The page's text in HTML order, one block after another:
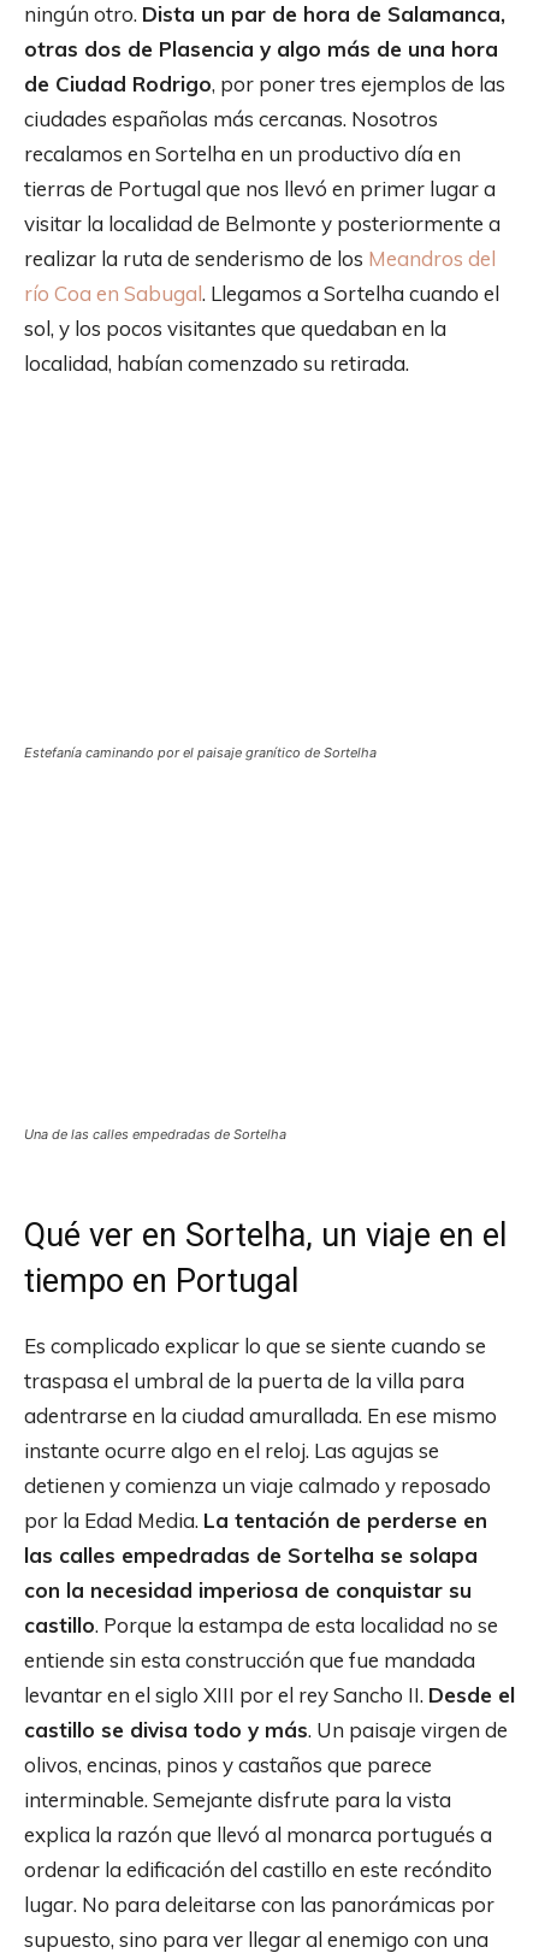
ningún otro. Dista un par de hora de Salamanca,
otras dos de Plasencia y algo más de una hora
de Ciudad Rodrigo, por poner tres ejemplos de las
ciudades españolas más cercanas. Nosotros
recalamos en Sortelha en un productivo día en
tierras de Portugal que nos llevó en primer lugar a
visitar la localidad de Belmonte y posteriormente a
realizar la ruta de senderismo de los Meandros del
río Coa en Sabugal. Llegamos a Sortelha cuando el
sol, y los pocos visitantes que quedaban en la
localidad, habían comenzado su retirada.
Estefanía caminando por el paisaje granítico de Sortelha
Una de las calles empedradas de Sortelha
Qué ver en Sortelha, un viaje en el
tiempo en Portugal
Es complicado explicar lo que se siente cuando se
traspasa el umbral de la puerta de la villa para
adentrarse en la ciudad amurallada. En ese mismo
instante ocurre algo en el reloj. Las agujas se
detienen y comienza un viaje calmado y reposado
por la Edad Media. La tentación de perderse en
las calles empedradas de Sortelha se solapa
con la necesidad imperiosa de conquistar su
castillo. Porque la estampa de esta localidad no se
entiende sin esta construcción que fue mandada
levantar en el siglo XIII por el rey Sancho II. Desde el
castillo se divisa todo y más. Un paisaje virgen de
olivos, encinas, pinos y castaños que parece
interminable. Semejante disfrute para la vista
explica la razón que llevó al monarca portugués a
ordenar la edificación del castillo en este recóndito
lugar. No para deleitarse con las panorámicas por
supuesto, sino para ver llegar al enemigo con una